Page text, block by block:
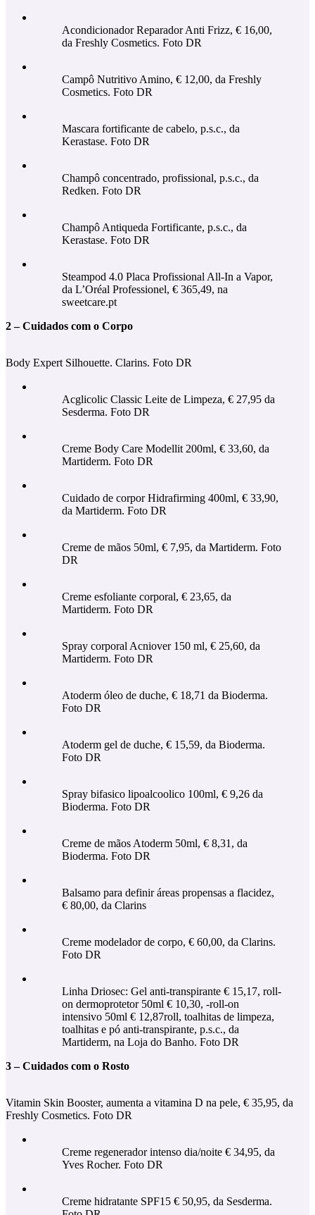
Acondicionador Reparador Anti Frizz, € 16,00,
da Freshly Cosmetics. Foto DR
Campô Nutritivo Amino, € 12,00, da Freshly
Cosmetics. Foto DR
Mascara fortificante de cabelo, p.s.c., da
Kerastase. Foto DR
Champô concentrado, profissional, p.s.c., da
Redken. Foto DR
Champô Antiqueda Fortificante, p.s.c., da
Kerastase. Foto DR
Steampod 4.0 Placa Profissional All-In a Vapor,
da L’Oréal Professionel, € 365,49, na
sweetcare.pt
2 – Cuidados com o Corpo
Body Expert Silhouette. Clarins. Foto DR
Acglicolic Classic Leite de Limpeza, € 27,95 da
Sesderma. Foto DR
Creme Body Care Modellit 200ml, € 33,60, da
Martiderm. Foto DR
Cuidado de corpor Hidrafirming 400ml, € 33,90,
da Martiderm. Foto DR
Creme de mãos 50ml, € 7,95, da Martiderm. Foto
DR
Creme esfoliante corporal, € 23,65, da
Martiderm. Foto DR
Spray corporal Acniover 150 ml, € 25,60, da
Martiderm. Foto DR
Atoderm óleo de duche, € 18,71 da Bioderma.
Foto DR
Atoderm gel de duche, € 15,59, da Bioderma.
Foto DR
Spray bifasico lipoalcoolico 100ml, € 9,26 da
Bioderma. Foto DR
Creme de mãos Atoderm 50ml, € 8,31, da
Bioderma. Foto DR
Balsamo para definir áreas propensas a flacidez,
€ 80,00, da Clarins
Creme modelador de corpo, € 60,00, da Clarins.
Foto DR
Linha Driosec: Gel anti-transpirante € 15,17, roll-
on dermoprotetor 50ml € 10,30, -roll-on
intensivo 50ml € 12,87roll, toalhitas de limpeza,
toalhitas e pó anti-transpirante, p.s.c., da
Martiderm, na Loja do Banho. Foto DR
3 – Cuidados com o Rosto
Vitamin Skin Booster, aumenta a vitamina D na pele, € 35,95, da
Freshly Cosmetics. Foto DR
Creme regenerador intenso dia/noite € 34,95, da
Yves Rocher. Foto DR
Creme hidratante SPF15 € 50,95, da Sesderma.